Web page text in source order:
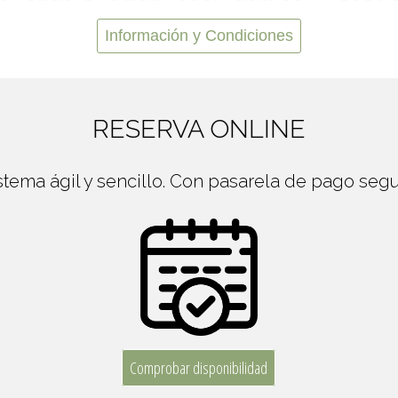
Información y Condiciones
RESERVA ONLINE
ágil y sencillo. Con pasarela de pago
Comprobar disponibilidad